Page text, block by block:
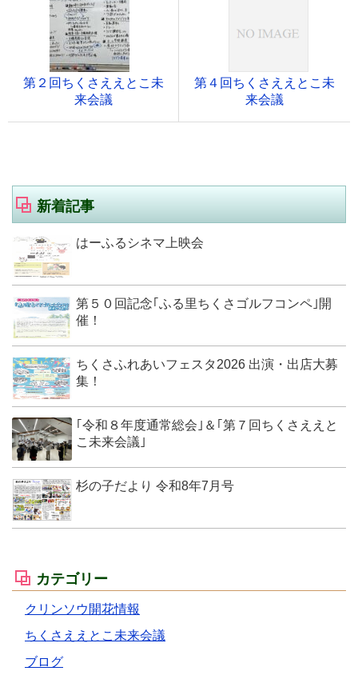
第２回ちくさええとこ未
来会議
第４回ちくさええとこ未
来会議
新着記事
はーふるシネマ上映会
第５０回記念｢ふる里ちくさゴルフコンペ｣開
催！
ちくさふれあいフェスタ2026 出演・出店大募
集！
｢令和８年度通常総会｣＆｢第７回ちくさええと
こ未来会議｣
杉の子だより 令和8年7月号
カテゴリー
クリンソウ開花情報
ちくさええとこ未来会議
ブログ